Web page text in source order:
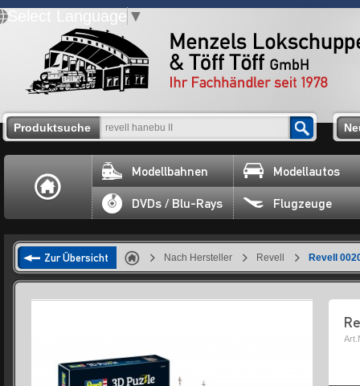
Select Language ▼
Produktsuche
Modellbahnen Modellautos
DVDs / Blu-Rays Flugzeuge
Zur Übersicht Nach Hersteller Revell Revell